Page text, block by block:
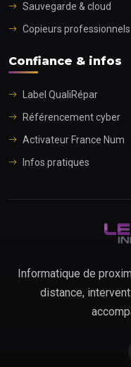
Sauvegarde & cloud
Copieurs professionnels
Confiance & infos
Label QualiRépar
Référencement cyber
Activateur France Num
Infos pratiques
Informatique de
distance,